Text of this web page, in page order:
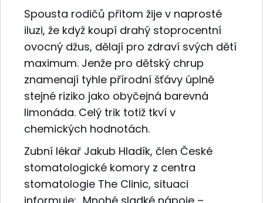
Spousta rodičů přitom žije v naprosté
iluzi, že když koupí drahý stoprocentní
ovocný džus, dělají pro zdraví svých dětí
maximum. Jenže pro dětský chrup
znamenají tyhle přírodní šťávy úplně
stejné riziko jako obyčejná barevná
limonáda. Celý trik totiž tkví v
chemických hodnotách.
Zubní lékař Jakub Hladík, člen České
stomatologické komory z centra
stomatologie The Clinic, situaci